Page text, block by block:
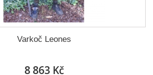
Varkoč Leones
8 863 Kč